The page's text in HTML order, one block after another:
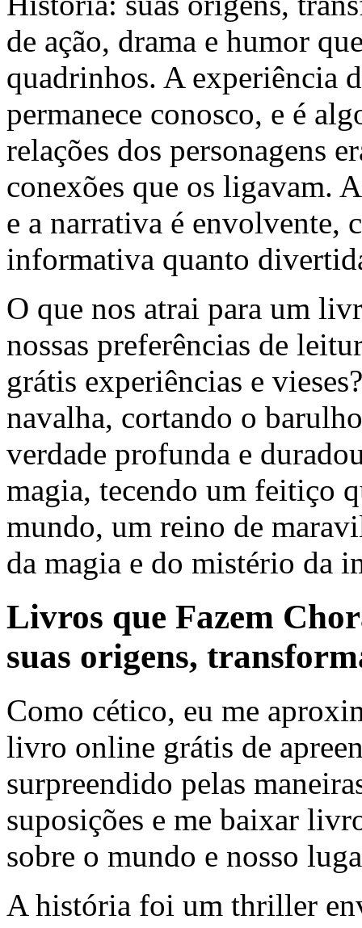
de ação, drama e humor
quadrinhos. A experiência
permanece conosco, e é
relações dos personagens
conexões que os ligavam.
e a narrativa é envolvente,
informativa quanto
O que nos atrai para um
nossas preferências de
grátis experiências e
navalha, cortando o
verdade profunda e
magia, tecendo um feitiço
mundo, um reino de
da magia e do mistério da
Livros que Fazem
suas origens,
Como cético, eu me
livro online grátis de
surpreendido pelas
suposições e me baixar
sobre o mundo e nosso
A história foi um thriller